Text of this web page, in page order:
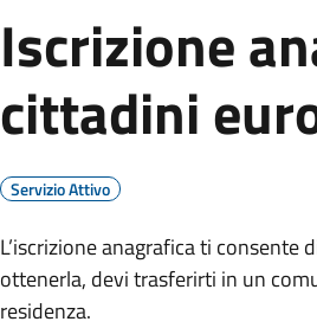
Iscrizione
cittadini
Servizio Attivo
L’iscrizione anagrafica ti consente
ottenerla, devi trasferirti in un
residenza.